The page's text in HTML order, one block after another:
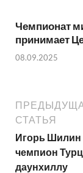
Чемпионат
принимает
08.09.2025
СТАТЬЯ
Игорь Шилин
чемпион
даунхиллу